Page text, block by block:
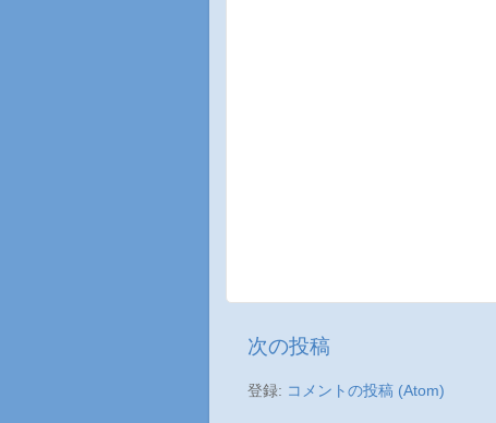
次の投稿
登録: コメントの投稿 (Atom)